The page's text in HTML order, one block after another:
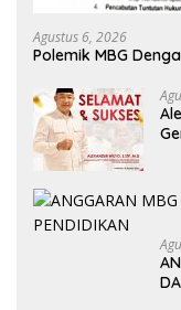
Agustus 6, 2026
Polemik MBG